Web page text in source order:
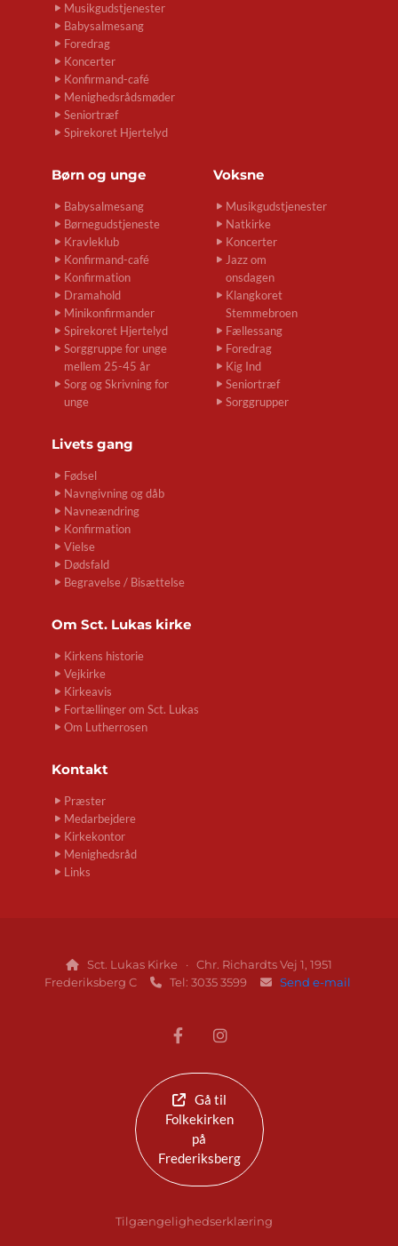
Musikgudstjenester
Babysalmesang
Foredrag
Koncerter
Konfirmand-café
Menighedsrådsmøder
Seniortræf
Spirekoret Hjertelyd
Børn og unge
Babysalmesang
Børnegudstjeneste
Kravleklub
Konfirmand-café
Konfirmation
Dramahold
Minikonfirmander
Spirekoret Hjertelyd
Sorggruppe for unge
mellem 25-45 år
Sorg og Skrivning for
unge
Voksne
Musikgudstjenester
Natkirke
Koncerter
Jazz om
onsdagen
Klangkoret
Stemmebroen
Fællessang
Foredrag
Kig Ind
Seniortræf
Sorggrupper
Livets gang
Fødsel
Navngivning og dåb
Navneændring
Konfirmation
Vielse
Dødsfald
Begravelse / Bisættelse
Om Sct. Lukas kirke
Kirkens historie
Vejkirke
Kirkeavis
Fortællinger om Sct. Lukas
Om Lutherrosen
Kontakt
Præster
Medarbejdere
Kirkekontor
Menighedsråd
Links

Sct. Lukas Kirke · Chr. Richardts Vej 1, 1951
Frederiksberg C
 Tel: 3035 3599  Send e-mail
Gå til
Folkekirken
på
Frederiksberg
Tilgængelighedserklæring